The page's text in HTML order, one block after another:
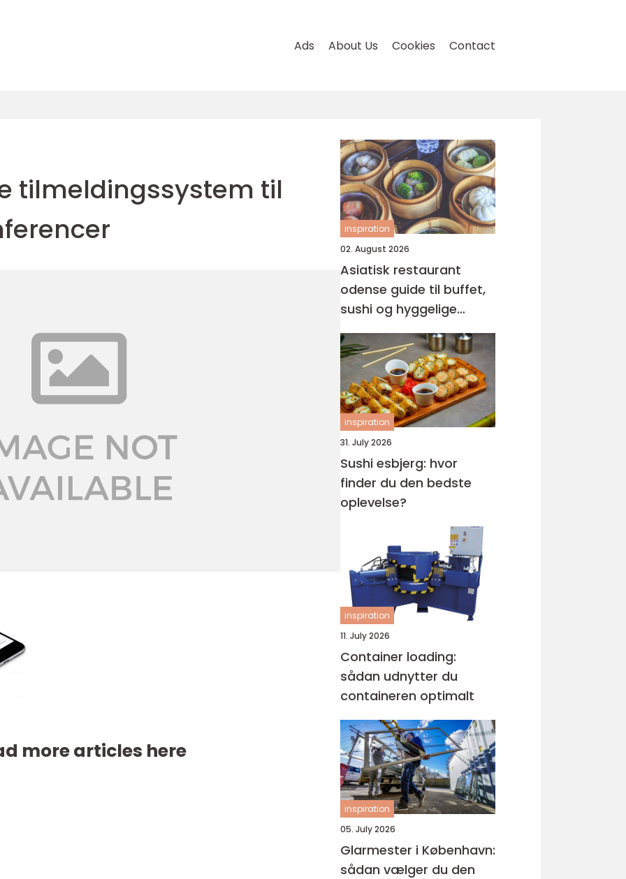
Ads About Us Cookies Contact
tilmeldingssystem til
more articles here
inspiration
02. August 2026
Asiatisk restaurant
odense guide til buffet,
sushi og hyggelige
rammer
inspiration
31. July 2026
Sushi esbjerg: hvor
finder du den bedste
oplevelse?
inspiration
11. July 2026
Container loading:
sådan udnytter du
containeren optimalt
inspiration
05. July 2026
Glarmester i København:
sådan vælger du den